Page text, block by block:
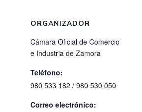
ORGANIZADOR
Cámara Oficial de Comercio
e Industria de Zamora
Teléfono:
980 533 182 / 980 530 050
Correo electrónico: